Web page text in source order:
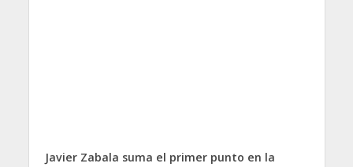
Javier Zabala suma el primer punto en la